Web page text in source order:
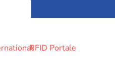
RFID Portale